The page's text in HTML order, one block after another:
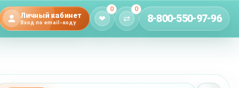
Личный кабинет
Вход по email-коду ❤
0
⇄
0
8-800-550-97-96